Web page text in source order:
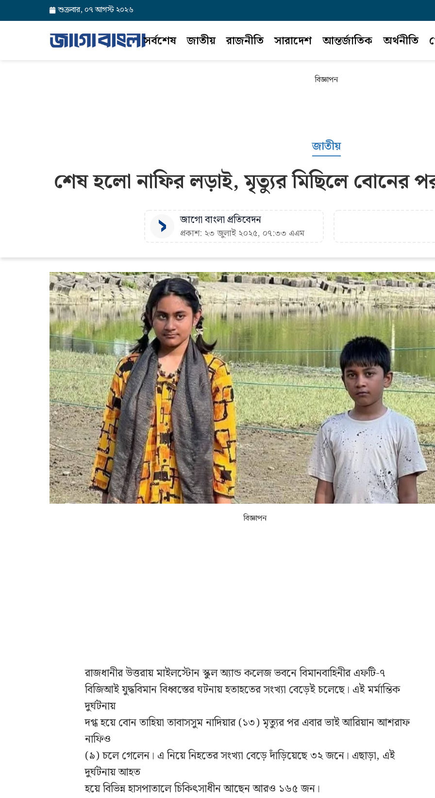
শুক্রবার, ০৭ আগস্ট ২০২৬
সর্বশেষ জাতীয় রাজনীতি সারাদেশ আন্তর্জাতিক অর্থনীতি
বিজ্ঞাপন
জাতীয়
শেষ হলো নাফির লড়াই, মৃত্যুর মিছিলে বোনের
জাগো বাংলা প্রতিবেদন
প্রকাশ: ২৩ জুলাই ২০২৫, ০৭:৩৩ এএম
বিজ্ঞাপন
রাজধানীর উত্তরায় মাইলস্টোন স্কুল অ্যান্ড কলেজ ভবনে বিমানবাহিনীর এফটি-৭
বিজিআই যুদ্ধবিমান বিধ্বস্তের ঘটনায় হতাহতের সংখ্যা বেড়েই চলেছে। এই মর্মান্তিক
দুর্ঘটনায়
দগ্ধ হয়ে বোন তাহিয়া তাবাসসুম নাদিয়ার (১৩) মৃত্যুর পর এবার ভাই আরিয়ান আশরাফ
নাফিও
(৯) চলে গেলেন। এ নিয়ে নিহতের সংখ্যা বেড়ে দাঁড়িয়েছে ৩২ জনে। এছাড়া, এই
দুর্ঘটনায় আহত
হয়ে বিভিন্ন হাসপাতালে চিকিৎসাধীন আছেন আরও ১৬৫ জন।